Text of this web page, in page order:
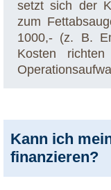
setzt sich der
zum
1000,- (z. B.
Kosten
Kann ich
finanzieren?